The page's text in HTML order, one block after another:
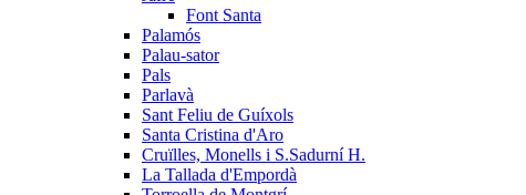
Font Santa
Palamós
Palau-sator
Pals
Parlavà
Sant Feliu de Guíxols
Santa Cristina d'Aro
Cruïlles, Monells i S.Sadurní H.
La Tallada d'Empordà